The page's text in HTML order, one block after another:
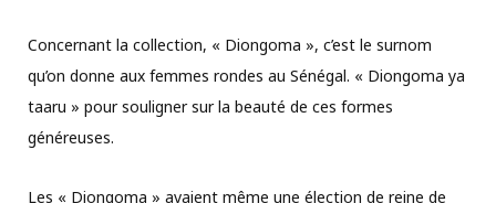
Concernant la collection, « Diongoma », c’est le surnom
qu’on donne aux femmes rondes au Sénégal. « Diongoma ya
taaru » pour souligner sur la beauté de ces formes
généreuses.
Les « Diongoma » avaient même une élection de reine de